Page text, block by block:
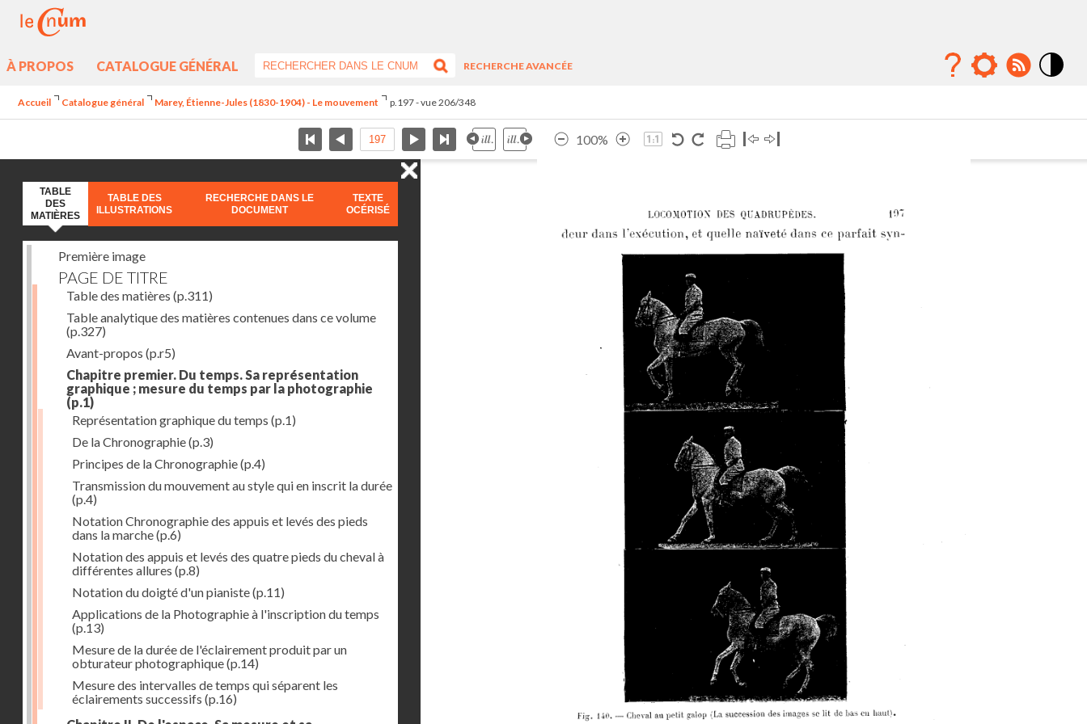
À PROPOS CATALOGUE GÉNÉRAL
RECHERCHE AVANCÉE
Accueil Catalogue général Marey, Étienne-Jules (1830-1904) - Le mouvement p.197 - vue 206/348
100%
TABLE
DES
MATIÈRES
TABLE DES
ILLUSTRATIONS
RECHERCHE DANS LE
DOCUMENT
TEXTE
OCÉRISÉ
Première image
PAGE DE TITRE
Table des matières (p.311)
Table analytique des matières contenues dans ce volume
(p.327)
Avant-propos (p.r5)
Chapitre premier. Du temps. Sa représentation
graphique ; mesure du temps par la photographie
(p.1)
Représentation graphique du temps (p.1)
De la Chronographie(p.3)
Principes de la Chronographie(p.4)
Transmission du mouvement au style qui en inscrit la durée
(p.4)
Notation Chronographie des appuis et levés des pieds
dans la marche(p.6)
Notation des appuis et levés des quatre pieds du cheval à
différentes allures (p.8)
Notation du doigté d'un pianiste(p.11)
Applications de la Photographie à l'inscription du temps
(p.13)
Mesure de la durée de l'éclairement produit par un
obturateur photographique(p.14)
Mesure des intervalles de temps qui séparent les
éclairements successifs (p.16)